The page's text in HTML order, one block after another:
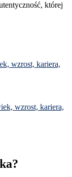
której
wzrost, kariera,
wzrost, kariera,